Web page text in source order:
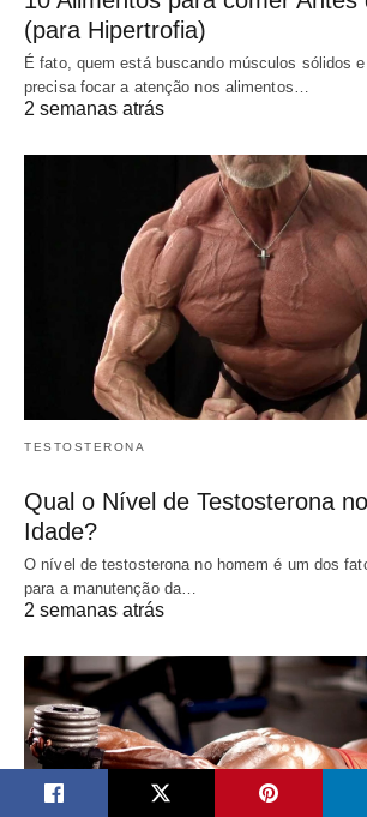
(para Hipertrofia)
É fato, quem está buscando músculos sólidos
precisa focar a atenção nos alimentos…
2 semanas atrás
TESTOSTERONA
Qual o Nível de Testosterona
Idade?
O nível de testosterona no homem é um dos
para a manutenção da…
2 semanas atrás